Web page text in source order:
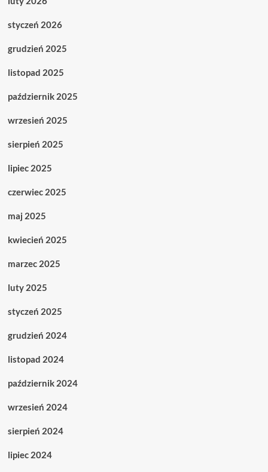
styczeń 2026
grudzień 2025
listopad 2025
październik 2025
wrzesień 2025
sierpień 2025
lipiec 2025
czerwiec 2025
maj 2025
kwiecień 2025
marzec 2025
luty 2025
styczeń 2025
grudzień 2024
listopad 2024
październik 2024
wrzesień 2024
sierpień 2024
lipiec 2024